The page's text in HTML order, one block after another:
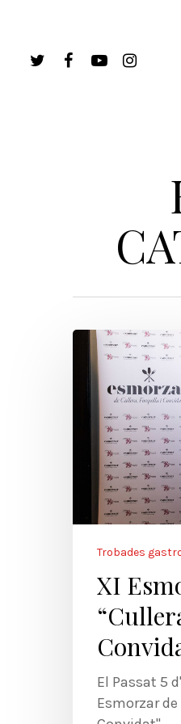
Trobades
XI
El Passat 5
Esmorzar